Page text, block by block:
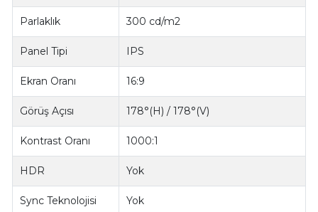
Parlaklık 300 cd/m2
Panel Tipi IPS
Ekran Oranı 16:9
Görüş Açısı 178°(H) / 178°(V)
Kontrast Oranı 1000:1
HDR Yok
Sync Teknolojisi Yok